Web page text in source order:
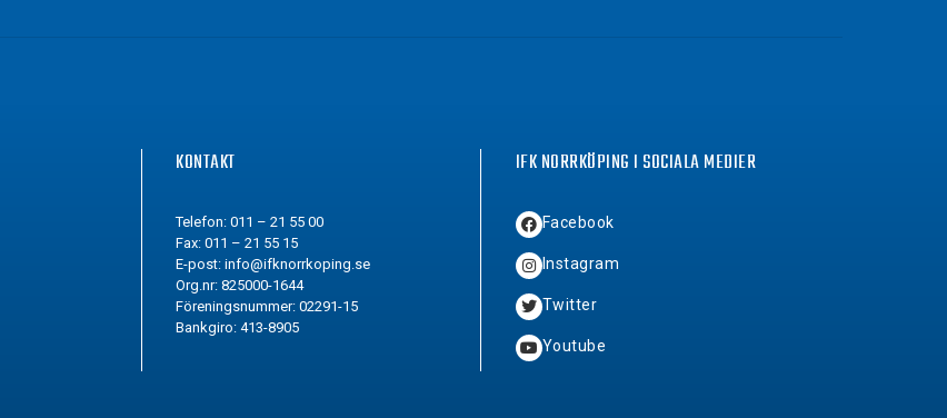
KONTAKT
Telefon: 011 – 21 55 00
Fax: 011 – 21 55 15
E-post:info@ifknorrkoping.se
Org.nr: 825000-1644
Föreningsnummer: 02291-15
Bankgiro: 413-8905
IFK NORRKÖPING I SOCIALA MEDIER
Facebook
Instagram
Twitter
Youtube